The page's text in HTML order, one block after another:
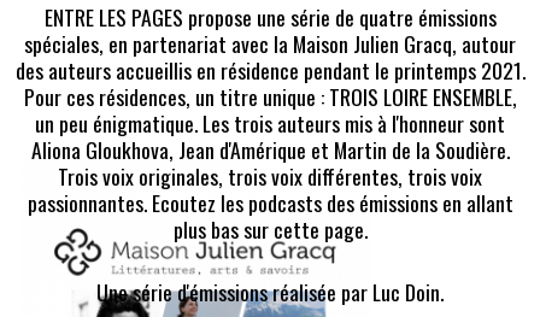
ENTRE LES PAGES propose une série de quatre émissions
spéciales, en partenariat avec la Maison Julien Gracq, autour
des auteurs accueillis en résidence pendant le printemps 2021.
Pour ces résidences, un titre unique : TROIS LOIRE ENSEMBLE,
un peu énigmatique. Les trois auteurs mis à l'honneur sont
Aliona Gloukhova, Jean d'Amérique et Martin de la Soudière.
Trois voix originales, trois voix différentes, trois voix
passionnantes. Ecoutez les podcasts des émissions en allant
plus bas sur cette page.
Une série d'émissions réalisée par Luc Doin.